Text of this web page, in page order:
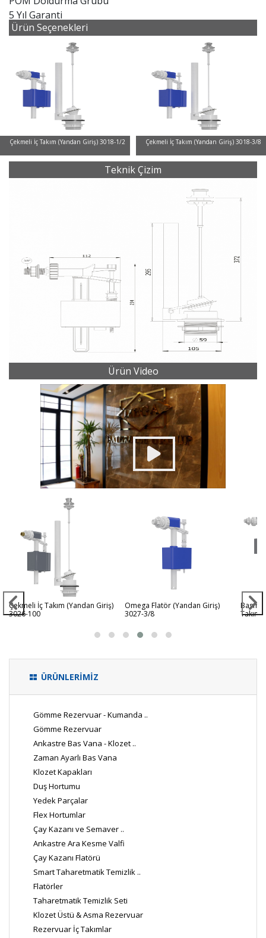
5 Yıl Garanti
Ürün Seçenekleri
Çekmeli İç Takım (Yandan Giriş) 3018-1/2 Çekmeli İç Takım (Yandan Giriş) 3018-3/8
Teknik Çizim
Ürün Video
Çekmeli İç Takım (Yandan Giriş)
3026-100
Omega Flatör (Yandan Giriş)
3027-3/8
Takım
ÜRÜNLERİMİZ
Gömme Rezervuar - Kumanda ..
Gömme Rezervuar
Ankastre Bas Vana - Klozet ..
Zaman Ayarlı Bas Vana
Klozet Kapakları
Duş Hortumu
Yedek Parçalar
Flex Hortumlar
Çay Kazanı ve Semaver ..
Ankastre Ara Kesme Valfi
Çay Kazanı Flatörü
Smart Taharetmatik Temizlik ..
Flatörler
Taharetmatik Temizlik Seti
Klozet Üstü & Asma Rezervuar
Rezervuar İç Takımlar